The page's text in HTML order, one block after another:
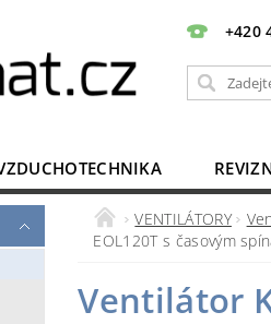
+420
BATERIE,
ELEKTRONIKA OBCHODNÍ
VENTILÁTORY
EOL120T s časovým
Ventilátor